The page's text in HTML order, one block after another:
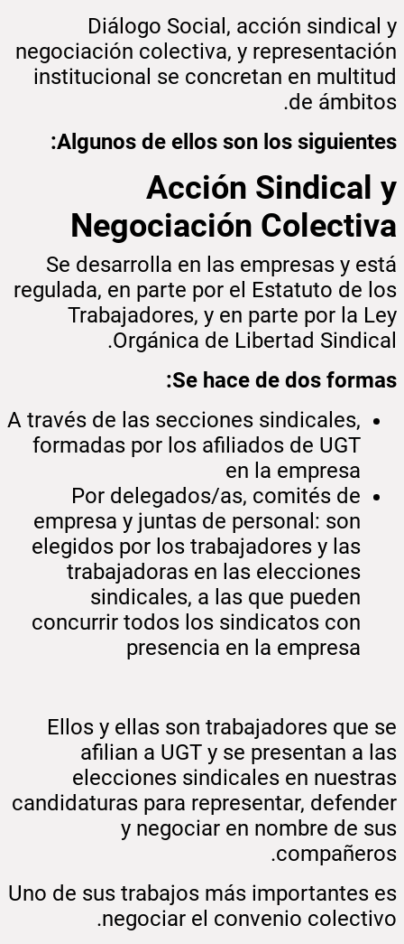
Diálogo Social, acción sindical y
negociación colectiva, y representación
institucional se concretan en multitud
de ámbitos.
Algunos de ellos son los siguientes:
Acción Sindical y
Negociación Colectiva
Se desarrolla en las empresas y está
regulada, en parte por el Estatuto de los
Trabajadores, y en parte por la Ley
Orgánica de Libertad Sindical.
Se hace de dos formas:
A través de las secciones sindicales,
formadas por los afiliados de UGT
en la empresa
Por delegados/as, comités de
empresa y juntas de personal: son
elegidos por los trabajadores y las
trabajadoras en las elecciones
sindicales, a las que pueden
concurrir todos los sindicatos con
presencia en la empresa
Ellos y ellas son trabajadores que se
afilian a UGT y se presentan a las
elecciones sindicales en nuestras
candidaturas para representar, defender
y negociar en nombre de sus
compañeros.
Uno de sus trabajos más importantes es
negociar el convenio colectivo.